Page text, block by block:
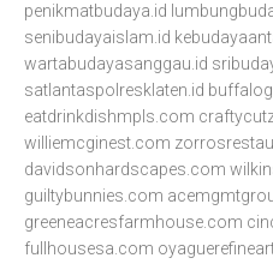
penikmatbudaya.id
senibudayaislam.id
wartabudayasanggau.id
satlantaspolresklaten.id
eatdrinkdishmpls.com
williemcginest.com
davidsonhardscapes.com
guiltybunnies.com
greeneacresfarmhouse.com
fullhousesa.com